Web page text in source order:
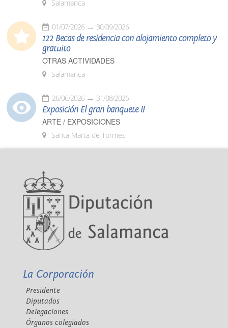
Salamanca
01/07/2026 30/09/2026
122 Becas de residencia con alojamiento completo y
gratuito
OTRAS ACTIVIDADES
Salamanca
26/06/2026 31/08/2026
Exposición El gran banquete II
ARTE / EXPOSICIONES
Santa Marta de Tormes
La Corporación
Presidente
Diputados
Delegaciones
Órganos colegiados